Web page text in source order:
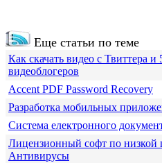
Еще статьи по теме
Как скачать видео с Твиттера
видеоблогеров
Accent PDF Password Recovery
Разработка мобильных
Система електронного
Лицензионный софт по низкой
Антивирусы